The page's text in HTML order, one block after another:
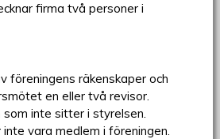
firma två personer i
föreningens räkenskaper och
en eller två revisor.
inte sitter i styrelsen.
vara medlem i föreningen.